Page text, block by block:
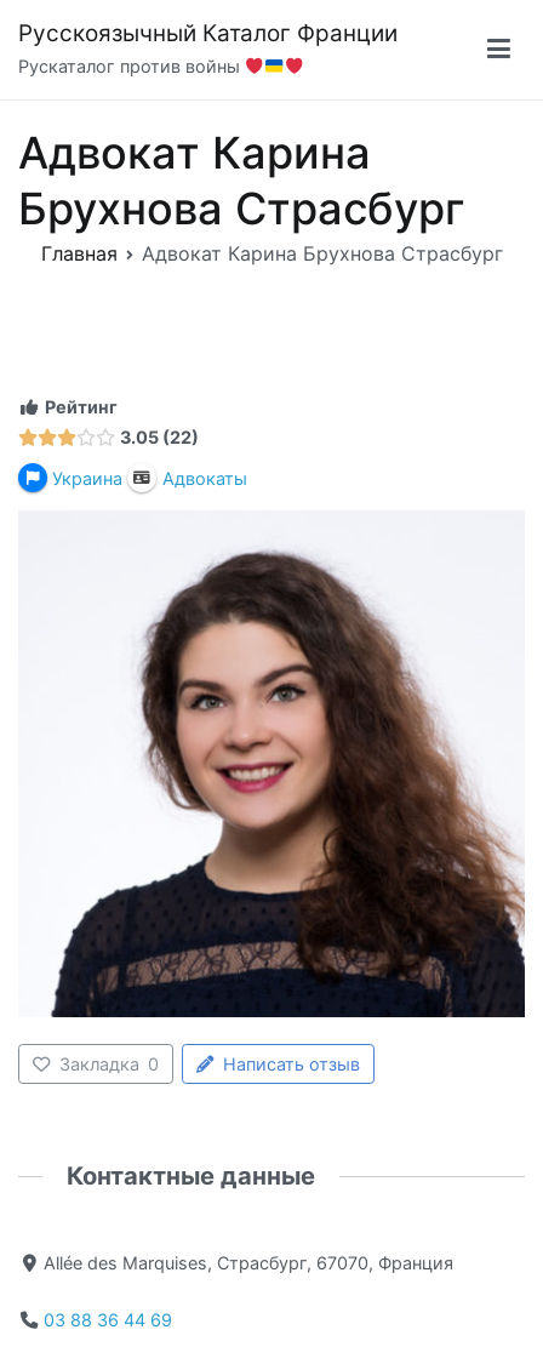
содержимому
Русскоязычный Каталог Франции
Рускаталог против войны
Адвокат Карина
Брухнова Страсбург
Главная Адвокат Карина Брухнова Страсбург
Рейтинг
3.05 22
Украина
Адвокаты
Закладка 0 Написать отзыв
Контактные данные
Allée des Marquises, Страсбург, 67070, Франция
03 88 36 44 69